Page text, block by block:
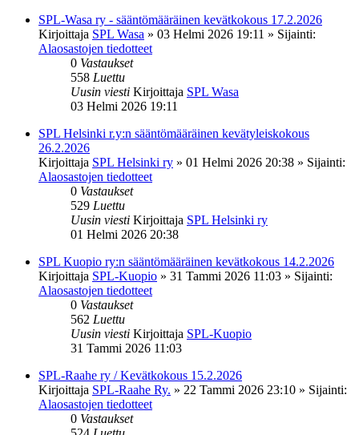
SPL-Wasa ry - sääntömääräinen kevätkokous 17.2.2026
Kirjoittaja SPL Wasa » 03 Helmi 2026 19:11 » Sijainti:
Alaosastojen tiedotteet
0 Vastaukset
558 Luettu
Uusin viesti Kirjoittaja SPL Wasa
03 Helmi 2026 19:11
SPL Helsinki r.y:n sääntömääräinen kevätyleiskokous
26.2.2026
Kirjoittaja SPL Helsinki ry » 01 Helmi 2026 20:38 » Sijainti:
Alaosastojen tiedotteet
0 Vastaukset
529 Luettu
Uusin viesti Kirjoittaja SPL Helsinki ry
01 Helmi 2026 20:38
SPL Kuopio ry:n sääntömääräinen kevätkokous 14.2.2026
Kirjoittaja SPL-Kuopio » 31 Tammi 2026 11:03 » Sijainti:
Alaosastojen tiedotteet
0 Vastaukset
562 Luettu
Uusin viesti Kirjoittaja SPL-Kuopio
31 Tammi 2026 11:03
SPL-Raahe ry / Kevätkokous 15.2.2026
Kirjoittaja SPL-Raahe Ry. » 22 Tammi 2026 23:10 » Sijainti:
Alaosastojen tiedotteet
0 Vastaukset